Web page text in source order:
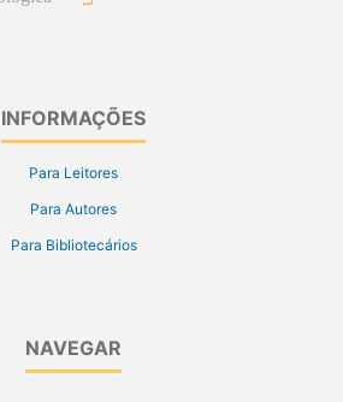
INFORMAÇÕES
Para Leitores
Para Autores
Para Bibliotecários
NAVEGAR